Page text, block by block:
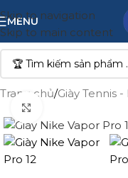
Skip to navigation
Skip to main content
MENU
Trang chủ/Giày Tennis